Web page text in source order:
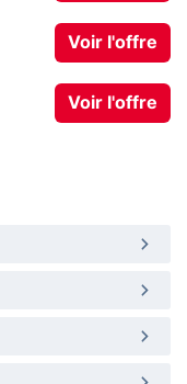
Voir l'offre
Voir l'offre